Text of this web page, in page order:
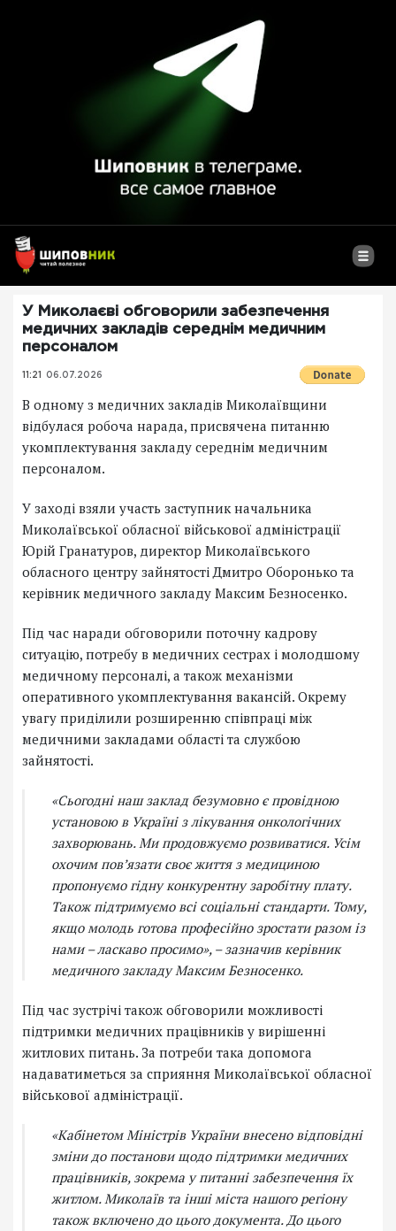
У Миколаєві обговорили забезпечення
медичних закладів середнім медичним
персоналом
11:21 06.07.2026
В одному з медичних закладів Миколаївщини
відбулася робоча нарада, присвячена питанню
укомплектування закладу середнім медичним
персоналом.
У заході взяли участь заступник начальника
Миколаївської обласної військової адміністрації
Юрій Гранатуров, директор Миколаївського
обласного центру зайнятості Дмитро Оборонько та
керівник медичного закладу Максим Безносенко.
Під час наради обговорили поточну кадрову
ситуацію, потребу в медичних сестрах і молодшому
медичному персоналі, а також механізми
оперативного укомплектування вакансій. Окрему
увагу приділили розширенню співпраці між
медичними закладами області та службою
зайнятості.
«Сьогодні наш заклад безумовно є провідною
установою в Україні з лікування онкологічних
захворювань. Ми продовжуємо розвиватися. Усім
охочим пов’язати своє життя з медициною
пропонуємо гідну конкурентну заробітну плату.
Також підтримуємо всі соціальні стандарти. Тому,
якщо молодь готова професійно зростати разом із
нами – ласкаво просимо», – зазначив керівник
медичного закладу Максим Безносенко.
Під час зустрічі також обговорили можливості
підтримки медичних працівників у вирішенні
житлових питань. За потреби така допомога
надаватиметься за сприяння Миколаївської обласної
військової адміністрації.
«Кабінетом Міністрів України внесено відповідні
зміни до постанови щодо підтримки медичних
працівників, зокрема у питанні забезпечення їх
житлом. Миколаїв та інші міста нашого регіону
також включено до цього документа. До цього